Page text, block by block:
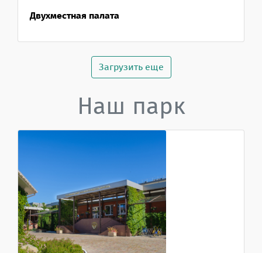
Двухместная палата
Загрузить еще
Наш парк